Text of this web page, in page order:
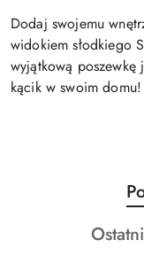
Dodaj swojemu
widokiem słodkiego
wyjątkową poszewkę
kącik w swoim domu!
Pomiń
o